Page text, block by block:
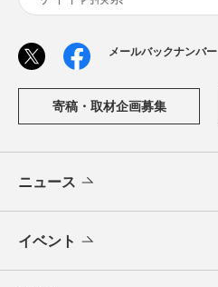
メールバックナンバー
寄稿・取材企画募集
ニュース
イベント